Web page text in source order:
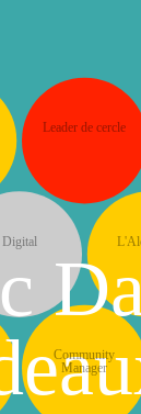
Community
Manager
Digital
Leader de cercle